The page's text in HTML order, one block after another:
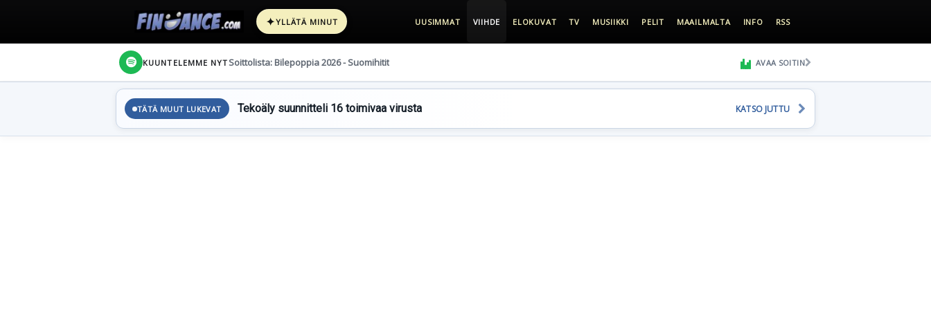
✦YLLÄTÄ MINUT UUSIMMAT VIIHDE ELOKUVAT TV MUSIIKKI PELIT MAAILMALTA INFO RSS
KUUNTELEMME NYT Soittolista: Bilepoppia 2026 - Suomihitit AVAA SOITIN
TÄTÄ MUUT LUKEVAT Tekoäly suunnitteli 16 toimivaa virusta KATSO JUTTU